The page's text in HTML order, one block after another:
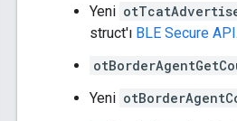
Yeni
struct'ı BLE Secure API.
Yeni